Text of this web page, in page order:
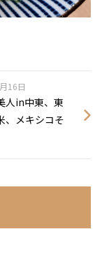
16日
人in中東、東
、メキシコそ